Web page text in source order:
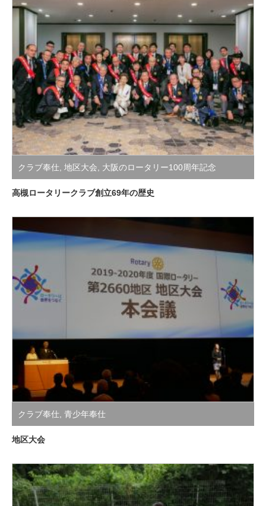
クラブ奉仕 地区大会 大阪のロータリー100周年記念
高槻ロータリークラブ創立69年の歴史
クラブ奉仕 青少年奉仕
地区大会